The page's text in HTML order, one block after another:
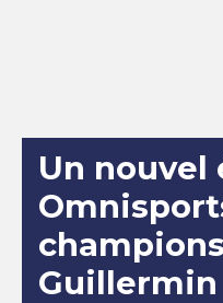
Un nouvel
Guillermin